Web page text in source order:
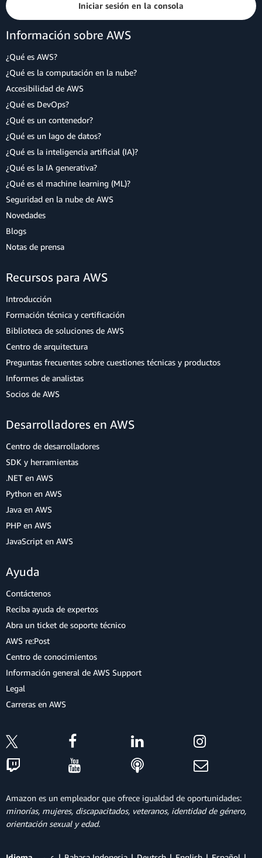
Iniciar sesión en la consola
Información sobre AWS
¿Qué es AWS?
¿Qué es la computación en la nube?
Accesibilidad de AWS
¿Qué es DevOps?
¿Qué es un contenedor?
¿Qué es un lago de datos?
¿Qué es la inteligencia artificial (IA)?
¿Qué es la IA generativa?
¿Qué es el machine learning (ML)?
Seguridad en la nube de AWS
Novedades
Blogs
Notas de prensa
Recursos para AWS
Introducción
Formación técnica y certificación
Biblioteca de soluciones de AWS
Centro de arquitectura
Preguntas frecuentes sobre cuestiones técnicas y productos
Informes de analistas
Socios de AWS
Desarrolladores en AWS
Centro de desarrolladores
SDK y herramientas
.NET en AWS
Python en AWS
Java en AWS
PHP en AWS
JavaScript en AWS
Ayuda
Contáctenos
Reciba ayuda de expertos
Abra un ticket de soporte técnico
AWS re:Post
Centro de conocimientos
Información general de AWS Support
Legal
Carreras en AWS
Amazon es un empleador que ofrece igualdad de oportunidades:
minorías, mujeres, discapacitados, veteranos, identidad de género,
orientación sexual y edad.